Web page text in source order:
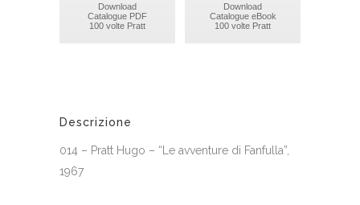
Download
Catalogue PDF
100 volte Pratt
Download
Catalogue eBook
100 volte Pratt
Descrizione
014 – Pratt Hugo – “Le avventure di Fanfulla”,
1967